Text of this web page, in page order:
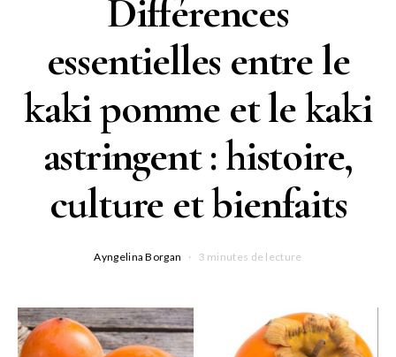
Différences
essentielles entre le
kaki pomme et le kaki
astringent : histoire,
culture et bienfaits
Ayngelina Borgan 3 minutes de lecture